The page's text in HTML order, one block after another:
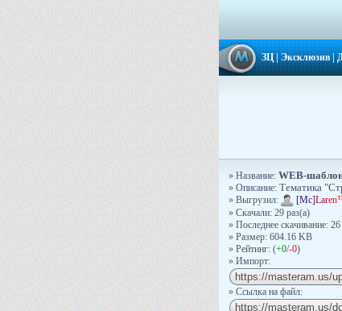
ЗЦ|Эксклюзив|
» Название: WEB-
» Описание: Тематика
» Выгрузил:
[Mc]Laren
» Скачали: 29 раз(a)
» Последнее скачивание:
» Размер: 604.16 KB
» Рейтинг: (+0/-0)
» Импорт:
» Ссылка на файл: